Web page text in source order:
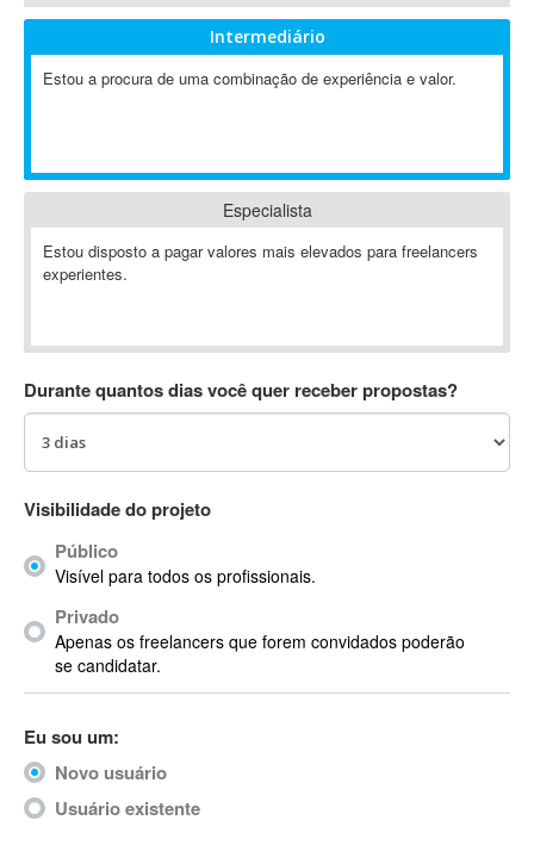
ABAP
Abaqus
ABBYY FineReader
Ableton
Ableton Push
Abstract
AC3
ACID Pro
ACPI
Acrobat
Acrobat X
Acronis
ACT
Actimize
ActionScript
ActionScript 3
Intermediário
Estou a procura de uma combinação de experiência e valor.
Especialista
Estou disposto a pagar valores mais elevados para freelancers
experientes.
Durante quantos dias você quer receber propostas?
Visibilidade do projeto
Público
Visível para todos os profissionais.
Privado
Apenas os freelancers que forem convidados poderão
se candidatar.
Eu sou um:
Novo usuário
Usuário existente